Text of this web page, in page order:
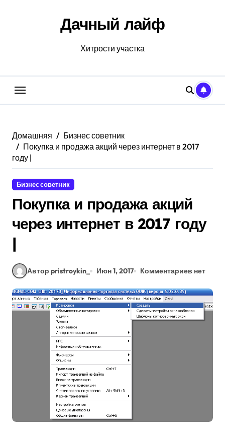
Дачный лайф
Хитрости участка
Домашняя
Бизнес советник
Покупка и продажа акций через интернет в 2017
году |
Бизнес советник
Покупка и продажа акций
через интернет в 2017 году
|
Автор pristroykin_ Июн 1, 2017 Комментариев нет